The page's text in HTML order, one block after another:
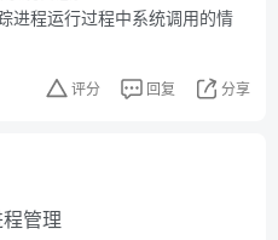
进程运行过程中系统调用的情
评分 回复 分享
管理